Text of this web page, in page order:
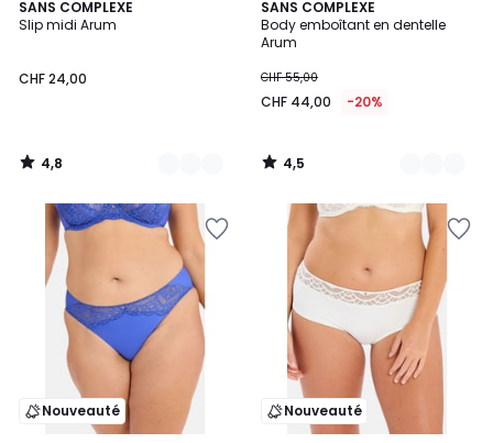
SANS COMPLEXE
Slip midi Arum
CHF 24,00
4,8
/ 5
2
Couleurs
4,8
/
SANS COMPLEXE
Body emboîtant en dentelle
Arum
CHF 55,00
CHF 44,00 -20%
4,5
/ 5
2
Couleurs
4,5
/
Nouveauté Nouveauté